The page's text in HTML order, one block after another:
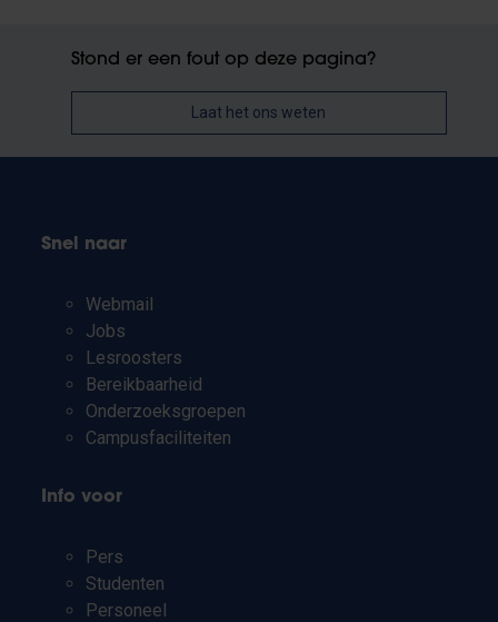
Stond er een fout op deze pagina?
Laat het ons weten
Snel naar
Webmail
Jobs
Lesroosters
Bereikbaarheid
Onderzoeksgroepen
Campusfaciliteiten
Info voor
Pers
Studenten
Personeel